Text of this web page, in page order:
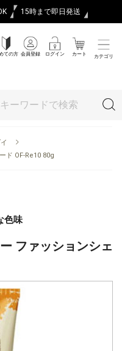
15時まで即日発送
ての方 会員登録 ログイン カート カテゴリ
ド OF-Re10 80g
色味
ファッションシェ